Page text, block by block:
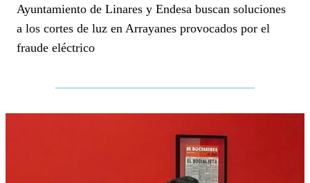
Ayuntamiento de Linares y Endesa buscan soluciones
a los cortes de luz en Arrayanes provocados por el
fraude eléctrico